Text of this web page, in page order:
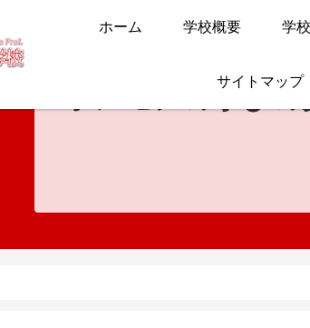
ホーム 学校概要 学
サイトマップ
ホンモノの学びの